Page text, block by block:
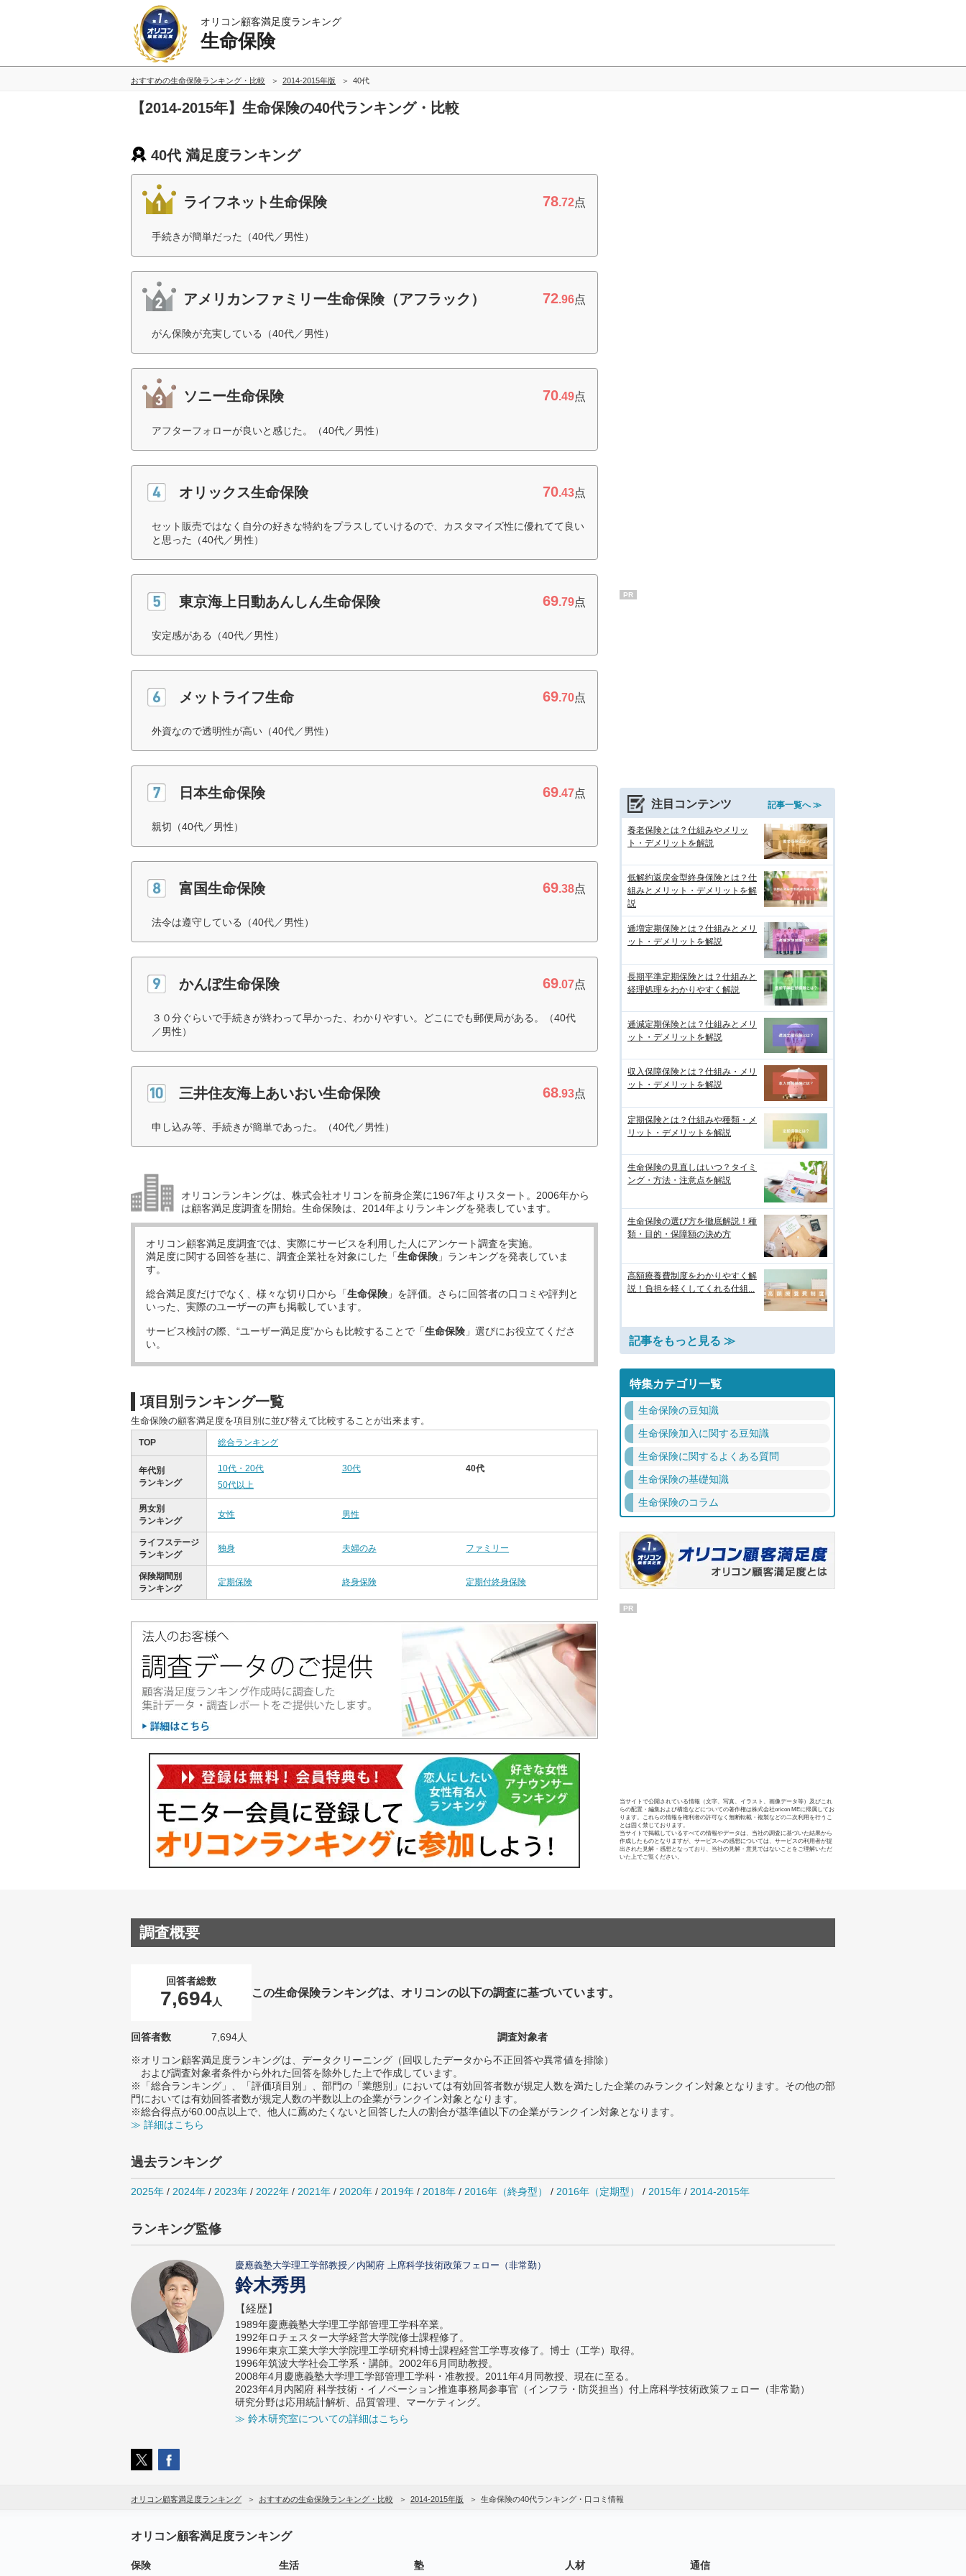
オリコン顧客満足度ランキング
生命保険
おすすめの生命保険ランキング・比較 2014-2015年版 40代
【2014-2015年】生命保険の40代ランキング・比較
40代 満足度ランキング
ライフネット生命保険 78.72点
手続きが簡単だった（40代／男性）
アメリカンファミリー生命保険（アフラック） 72.96点
がん保険が充実している（40代／男性）
ソニー生命保険 70.49点
アフターフォローが良いと感じた。（40代／男性）
オリックス生命保険 70.43点
セット販売ではなく自分の好きな特約をプラスしていけるので、カスタマイズ性に優れてて良い
と思った（40代／男性）
東京海上日動あんしん生命保険 69.79点
安定感がある（40代／男性）
メットライフ生命 69.70点
外資なので透明性が高い（40代／男性）
日本生命保険 69.47点
親切（40代／男性）
富国生命保険 69.38点
法令は遵守している（40代／男性）
かんぽ生命保険 69.07点
３０分ぐらいで手続きが終わって早かった、わかりやすい。どこにでも郵便局がある。（40代
／男性）
三井住友海上あいおい生命保険 68.93点
申し込み等、手続きが簡単であった。（40代／男性）
オリコンランキングは、株式会社オリコンを前身企業に1967年よりスタート。2006年から
は顧客満足度調査を開始。生命保険は、2014年よりランキングを発表しています。
オリコン顧客満足度調査では、実際にサービスを利用した 人にアンケート調査を実施。
満足度に関する回答を基に、調査企業社を対象にした「生命保険 」ランキングを発表していま
す。
総合満足度だけでなく、様々な切り口から「生命保険 」を評価。さらに回答者の口コミや評判と
いった、実際のユーザーの声も掲載しています。
サービス検討の際、“ユーザー満足度”からも比較することで「生命保険 」選びにお役立てくださ
い。
項目別ランキング一覧
生命保険の顧客満足度を項目別に並び替えて比較することが出来ます。
TOP 総合ランキング
年代別
ランキング
10代・20代 30代
40代
50代以上
男女別
ランキング
女性 男性
ライフステージ
ランキング
独身 夫婦のみ ファミリー
保険期間別
ランキング
定期保険 終身保険 定期付終身保険
PR
注目コンテンツ 記事一覧へ ≫
養老保険とは？仕組みやメリッ
ト・デメリットを解説
低解約返戻金型終身保険とは？仕
組みとメリット・デメリットを解
説
逓増定期保険とは？仕組みとメリ
ット・デメリットを解説
長期平準定期保険とは？仕組みと
経理処理をわかりやすく解説
逓減定期保険とは？仕組みとメリ
ット・デメリットを解説
収入保障保険とは？仕組み・メリ
ット・デメリットを解説
定期保険とは？仕組みや種類・メ
リット・デメリットを解説
生命保険の見直しはいつ？タイミ
ング・方法・注意点を解説
生命保険の選び方を徹底解説！種
類・目的・保障額の決め方
高額療養費制度をわかりやすく解
説！負担を軽くしてくれる仕組...
記事をもっと見る ≫
特集カテゴリ一覧
生命保険の豆知識
生命保険加入に関する豆知識
生命保険に関するよくある質問
生命保険の基礎知識
生命保険のコラム
PR
当サイトで公開されている情報（文字、写真、イラスト、画像データ等）及びこれ
らの配置・編集および構造などについての著作権は株式会社oricon MEに帰属してお
ります。これらの情報を権利者の許可なく無断転載・複製などの二次利用を行うこ
とは固く禁じております。
当サイトで掲載しているすべての情報やデータは、当社の調査に基づいた結果から
作成したものとなりますが、サービスへの感想については、サービスの利用者が提
出された見解・感想となっており、当社の見解・意見ではないことをご理解いただ
いた上でご覧ください。
調査概要
回答者総数
7,694人
この生命保険ランキングは、オリコンの以下の調査に基づいています。
回答者数 7,694人
調査対象者
※オリコン顧客満足度ランキングは、データクリーニング（回収したデータから不正回答や異常値を排除）
および調査対象者条件から外れた回答を除外した上で作成しています。
※「総合ランキング」、「評価項目別」、部門の「業態別」においては有効回答者数が規定人数を満たした企業のみランクイン対象となります。その他の部
門においては有効回答者数が規定人数の半数以上の企業がランクイン対象となります。
※総合得点が60.00点以上で、他人に薦めたくないと回答した人の割合が基準値以下の企業がランクイン対象となります。
≫ 詳細はこちら
過去ランキング
2025年 / 2024年 / 2023年 / 2022年 / 2021年 / 2020年 / 2019年 / 2018年 / 2016年（終身型） / 2016年（定期型） / 2015年 / 2014-2015年
ランキング監修
慶應義塾大学理工学部教授／内閣府 上席科学技術政策フェロー（非常勤）
鈴木秀男
【経歴】
1989年慶應義塾大学理工学部管理工学科卒業。
1992年ロチェスター大学経営大学院修士課程修了。
1996年東京工業大学大学院理工学研究科博士課程経営工学専攻修了。博士（工学）取得。
1996年筑波大学社会工学系・講師。2002年6月同助教授。
2008年4月慶應義塾大学理工学部管理工学科・准教授。2011年4月同教授、現在に至る。
2023年4月内閣府 科学技術・イノベーション推進事務局参事官（インフラ・防災担当）付上席科学技術政策フェロー（非常勤）
研究分野は応用統計解析、品質管理、マーケティング。
≫ 鈴木研究室についての詳細はこちら
オリコン顧客満足度ランキング おすすめの生命保険ランキング・比較 2014-2015年版 生命保険の40代ランキング・口コミ情報
オリコン顧客満足度ランキング
保険 生活 塾 人材 通信